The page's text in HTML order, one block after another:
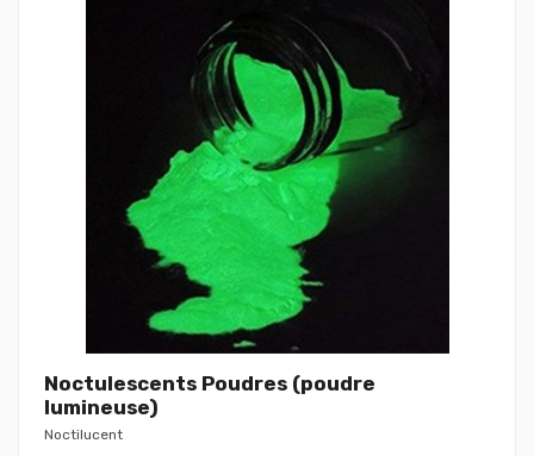
Noctulescents Poudres (poudre
lumineuse)
Noctilucent